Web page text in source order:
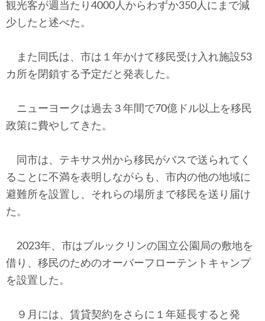
観光客が週当たり4000人からわずか350人にまで減
少したと述べた。
また同氏は、市は１年かけて移民受け入れ施設53
カ所を閉鎖する予定だと発表した。
ニューヨークは過去３年間で70億ドル以上を移民
政策に費やしてきた。
同市は、テキサス州から移民がバスで送られてく
ることに不満を表明しながらも、市内の他の地域に
避難所を設置し、それらの場所まで移民を送り届け
た。
2023年、市はブルックリンの国立公園局の敷地を
借り、移民のためのオーバーフローテントキャンプ
を設置した。
９月には、賃貸契約をさらに１年延長すると発